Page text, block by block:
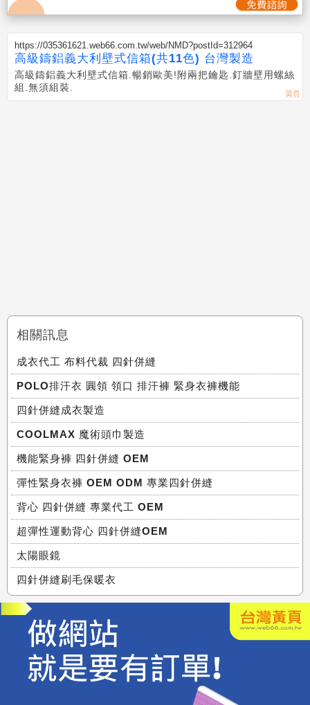
https://035361621.web66.com.tw/web/NMD?postId=312964
高級鑄鋁義大利壁式信箱(共11色) 台灣製造
高級鑄鋁義大利壁式信箱.暢銷歐美!附兩把鑰匙.釘牆壁用螺絲
組.無須組裝.
相關訊息
成衣代工 布料代裁 四針併縫
POLO排汗衣 圓領 領口 排汗褲 緊身衣褲機能
四針併縫成衣製造
COOLMAX 魔術頭巾製造
機能緊身褲 四針併縫 OEM
彈性緊身衣褲 OEM ODM 專業四針併縫
背心 四針併縫 專業代工 OEM
超彈性運動背心 四針併縫OEM
太陽眼鏡
四針併縫刷毛保暖衣